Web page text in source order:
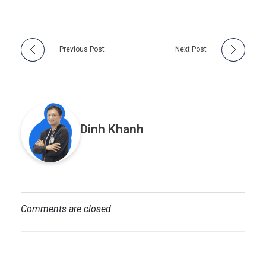
Previous Post Next Post
Dinh Khanh
Comments are closed.